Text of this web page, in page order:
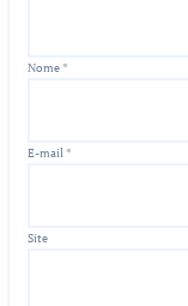
Nome*
E-mail*
Site